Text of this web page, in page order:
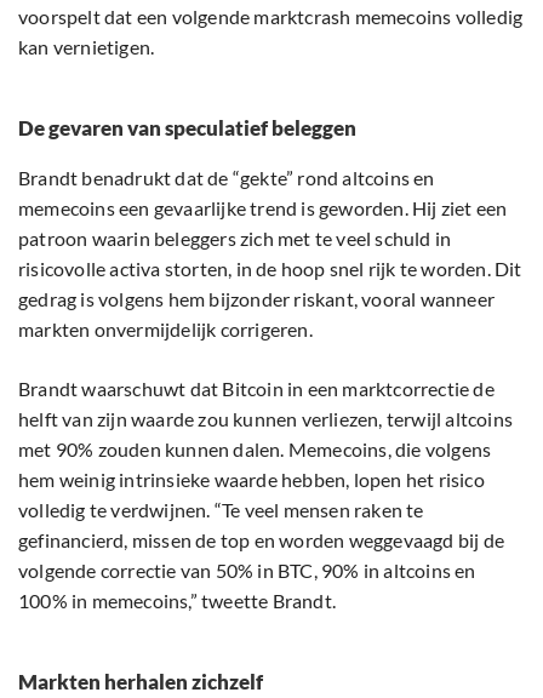
voorspelt dat een volgende marktcrash memecoins volledig
kan vernietigen.
De gevaren van speculatief beleggen
Brandt benadrukt dat de “gekte” rond altcoins en
memecoins een gevaarlijke trend is geworden. Hij ziet een
patroon waarin beleggers zich met te veel schuld in
risicovolle activa storten, in de hoop snel rijk te worden. Dit
gedrag is volgens hem bijzonder riskant, vooral wanneer
markten onvermijdelijk corrigeren.
Brandt waarschuwt dat Bitcoin in een marktcorrectie de
helft van zijn waarde zou kunnen verliezen, terwijl altcoins
met 90% zouden kunnen dalen. Memecoins, die volgens
hem weinig intrinsieke waarde hebben, lopen het risico
volledig te verdwijnen. “Te veel mensen raken te
gefinancierd, missen de top en worden weggevaagd bij de
volgende correctie van 50% in BTC, 90% in altcoins en
100% in memecoins,” tweette Brandt.
Markten herhalen zichzelf